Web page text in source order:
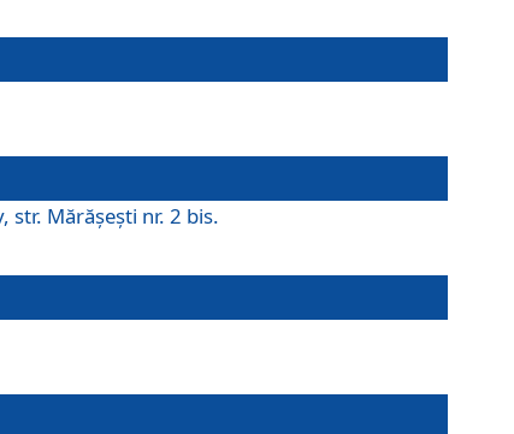
Mărăşeşti nr. 2 bis.